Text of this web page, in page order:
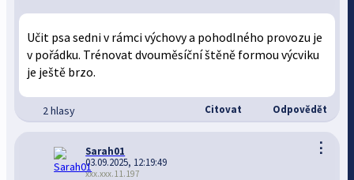
Učit psa sedni v rámci výchovy a pohodlného provozu je
v pořádku. Trénovat dvouměsíční štěně formou výcviku
je ještě brzo.
2 hlasy Citovat Odpovědět
⋮
Sarah01
03.09.2025, 12:19:49
xxx.xxx.11.197